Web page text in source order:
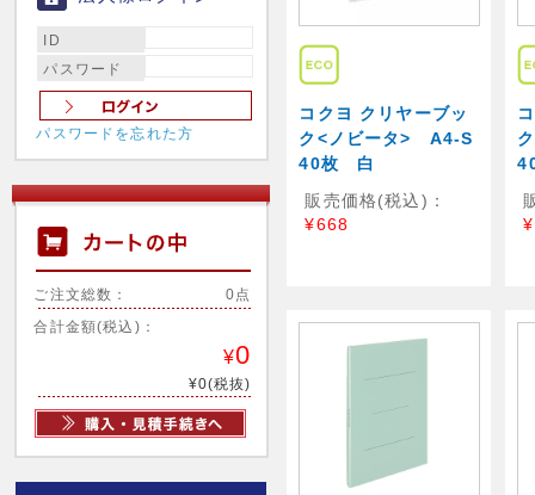
ID
パスワード
パスワードを忘れた方
ご注文総数： 0点
合計金額(税込)：
¥0
¥0(税抜)
コクヨ クリヤーブッ
ク<ノビータ> A4-S
40枚 白
販売価格(税込)：
¥668